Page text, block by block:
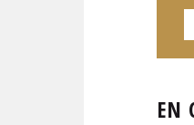
EN